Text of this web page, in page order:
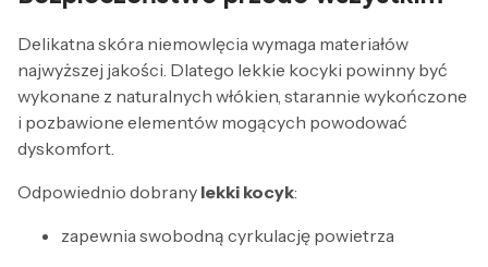
Delikatna skóra niemowlęcia wymaga materiałów
najwyższej jakości. Dlatego lekkie kocyki powinny być
wykonane z naturalnych włókien, starannie wykończone
i pozbawione elementów mogących powodować
dyskomfort.
Odpowiednio dobrany lekki kocyk:
zapewnia swobodną cyrkulację powietrza